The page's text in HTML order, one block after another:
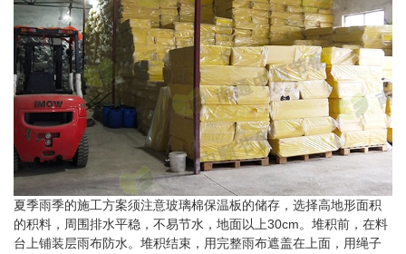
夏季雨季的施工方案须注意玻璃棉保温板的储存，选择高地形面积
的积料，周围排水平稳，不易节水，地面以上30cm。堆积前，在料
台上铺装层雨布防水。堆积结束，用完整雨布遮盖在上面，用绳子